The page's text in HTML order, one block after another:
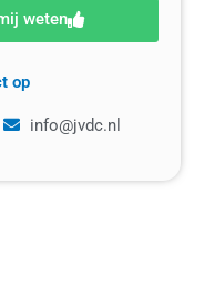
weten
op
info@jvdc.nl